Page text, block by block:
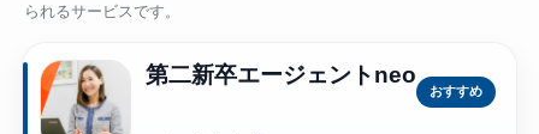
られるサービスです。
第二新卒エージェントneo
おすすめ